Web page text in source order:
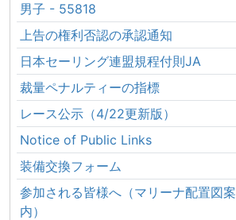
男子 - 55818
上告の権利否認の承認通知
日本セーリング連盟規程付則JA
裁量ペナルティーの指標
レース公示（4/22更新版）
Notice of Public Links
装備交換フォーム
参加される皆様へ（マリーナ配置図案
内）